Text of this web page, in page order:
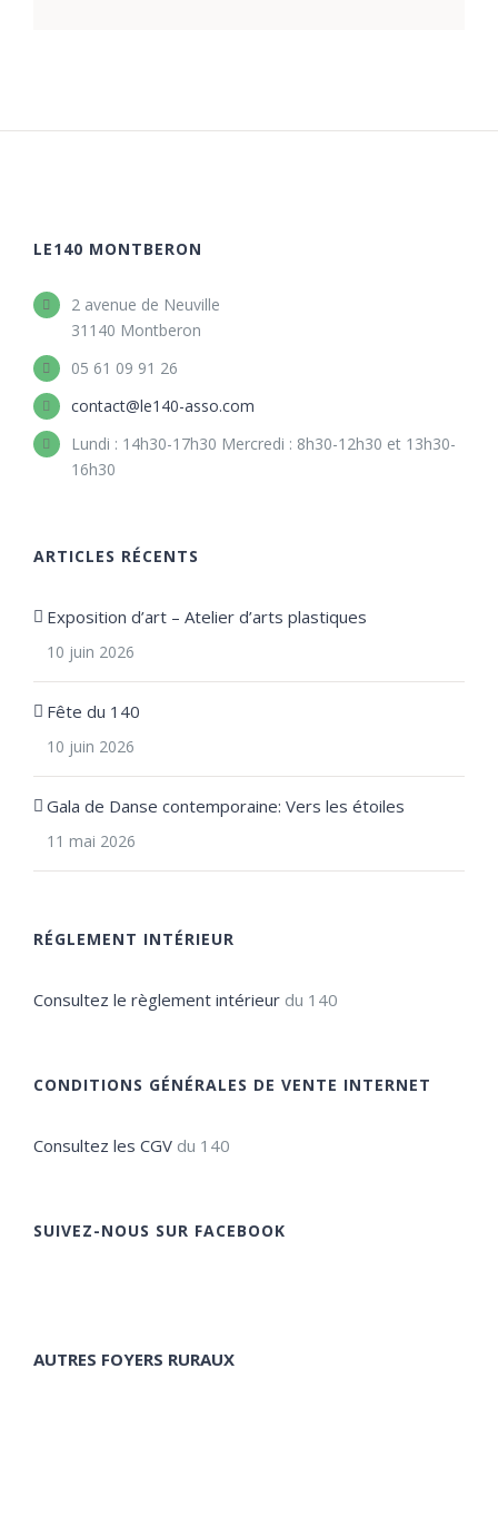
LE140 MONTBERON
2 avenue de Neuville
31140 Montberon
05 61 09 91 26
contact@le140-asso.com
Lundi : 14h30-17h30 Mercredi : 8h30-12h30 et 13h30-
16h30
ARTICLES RÉCENTS
Exposition d’art – Atelier d’arts plastiques
10 juin 2026
Fête du 140
10 juin 2026
Gala de Danse contemporaine: Vers les étoiles
11 mai 2026
RÉGLEMENT INTÉRIEUR
Consultez le règlement intérieur du 140
CONDITIONS GÉNÉRALES DE VENTE INTERNET
Consultez les CGV du 140
SUIVEZ-NOUS SUR FACEBOOK
AUTRES FOYERS RURAUX